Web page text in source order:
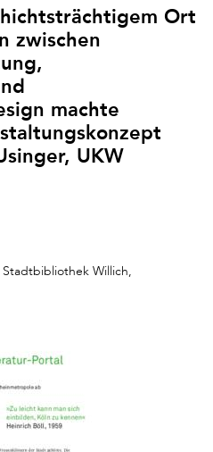
Ort
zwischen
machte
UKW
Willich,